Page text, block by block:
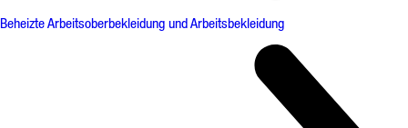
Beheizte Arbeitsoberbekleidung und Arbeitsbekleidung